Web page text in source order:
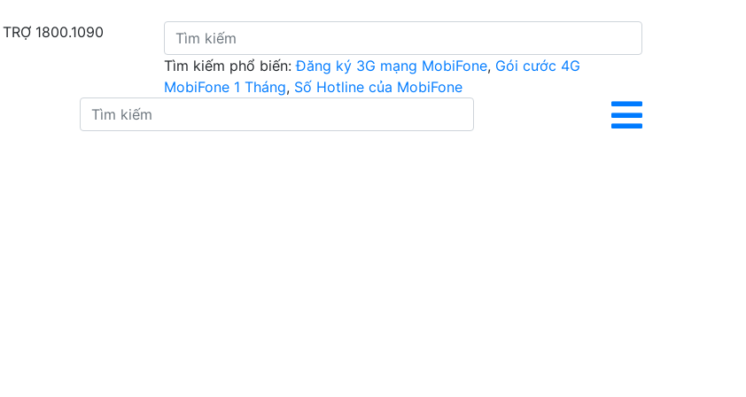
1800.1090
Tìm kiếm phổ biến: Đăng ký 3G mạng MobiFone, Gói cước 4G
MobiFone 1 Tháng, Số Hotline của MobiFone